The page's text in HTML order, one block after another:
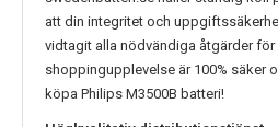
att din integritet och
vidtagit alla nödvändiga åtgärder
shoppingupplevelse är 100% säker
köpa Philips M3500B batteri!